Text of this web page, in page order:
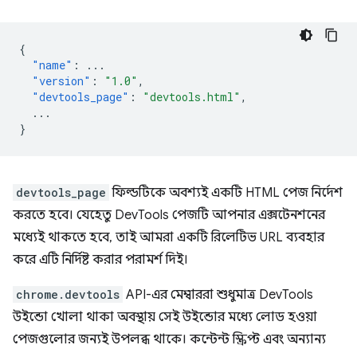
{
"name" :
...
"version" : "1.0" ,
"devtools_page" : "devtools.html" ,
...
}
devtools_page ফিল্ডটিকে অবশ্যই একটি HTML পেজ নির্দেশ
করতে হবে। যেহেতু DevTools পেজটি আপনার এক্সটেনশনের
মধ্যেই থাকতে হবে, তাই আমরা একটি রিলেটিভ URL ব্যবহার
করে এটি নির্দিষ্ট করার পরামর্শ দিই।
chrome.devtools API-এর মেম্বাররা শুধুমাত্র DevTools
উইন্ডো খোলা থাকা অবস্থায় সেই উইন্ডোর মধ্যে লোড হওয়া
পেজগুলোর জন্যই উপলব্ধ থাকে। কন্টেন্ট স্ক্রিপ্ট এবং অন্যান্য